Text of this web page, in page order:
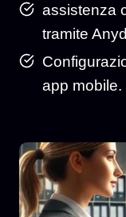
assistenza
tramite
app mobile.